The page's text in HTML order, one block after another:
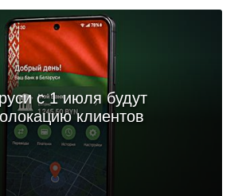
с 1 июля будут
клиентов